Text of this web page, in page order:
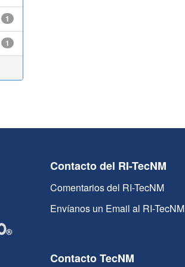
1
1
Contacto del RI-TecNM
Comentarios del RI-TecNM
Envíanos un Email al RI-TecNM
Contacto TecNM